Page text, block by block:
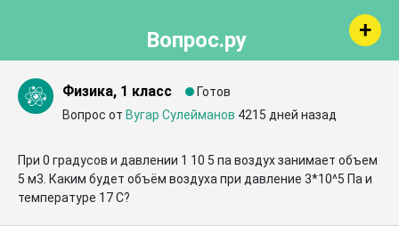
Вопрос.ру
Физика, 1 класс
Готов
Вопрос от Вугар Сулейманов 4215 дней назад
При 0 градусов и давлении 1 10 5 па воздух занимает объем
5 м3. Каким будет объём воздуха при давление 3*10^5 Па и
температуре 17 С?